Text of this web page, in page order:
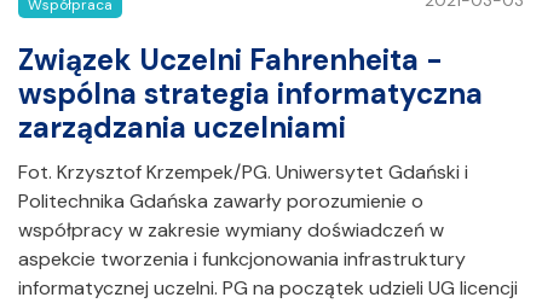
Współpraca
Związek Uczelni Fahrenheita -
wspólna strategia informatyczna
zarządzania uczelniami
Fot. Krzysztof Krzempek/PG. Uniwersytet Gdański i
Politechnika Gdańska zawarły porozumienie o
współpracy w zakresie wymiany doświadczeń w
aspekcie tworzenia i funkcjonowania infrastruktury
informatycznej uczelni. PG na początek udzieli UG licencji